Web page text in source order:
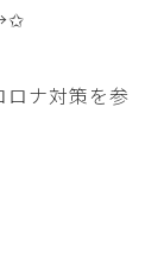
✩
ナ対策を参